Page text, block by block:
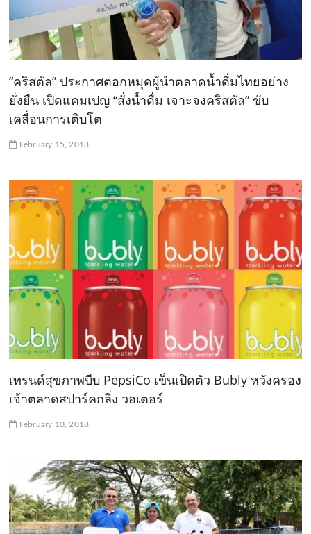
“คริสตัล” ประกาศตอกหมุดผู้นำตลาดน้ำดื่มไทยอย่าง
ยั่งยืน เปิดแคมเปญ “สั่งน้ำดื่ม เจาะจงคริสตัล” ขับ
เคลื่อนการเติบโต
February 15, 2018
เทรนด์สุขภาพบีบ PepsiCo เข็นเปิดตัว Bubly หวังครอง
เจ้าตลาดสปาร์คกลิ่ง วอเตอร์
February 10, 2018